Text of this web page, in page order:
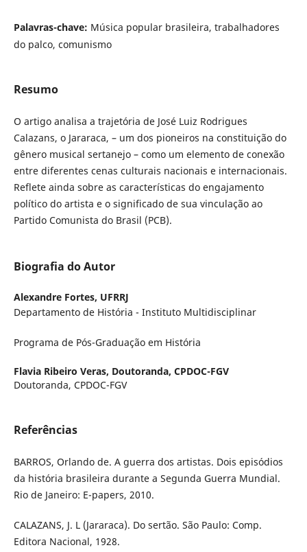
Palavras-chave: Música popular brasileira, trabalhadores
do palco, comunismo
Resumo
O artigo analisa a trajetória de José Luiz Rodrigues
Calazans, o Jararaca, – um dos pioneiros na constituição do
gênero musical sertanejo – como um elemento de conexão
entre diferentes cenas culturais nacionais e internacionais.
Reflete ainda sobre as características do engajamento
político do artista e o significado de sua vinculação ao
Partido Comunista do Brasil (PCB).
Biografia do Autor
Alexandre Fortes, UFRRJ
Departamento de História - Instituto Multidisciplinar
Programa de Pós-Graduação em História
Flavia Ribeiro Veras, Doutoranda, CPDOC-FGV
Doutoranda, CPDOC-FGV
Referências
BARROS, Orlando de. A guerra dos artistas. Dois episódios
da história brasileira durante a Segunda Guerra Mundial.
Rio de Janeiro: E-papers, 2010.
CALAZANS, J. L (Jararaca). Do sertão. São Paulo: Comp.
Editora Nacional, 1928.